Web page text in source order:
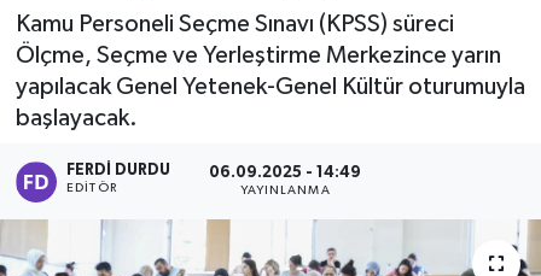
Kamu Personeli Seçme Sınavı (KPSS) süreci
Ölçme, Seçme ve Yerleştirme Merkezince yarın
yapılacak Genel Yetenek-Genel Kültür oturumuyla
başlayacak.
FERDI DURDU
EDITÖR
06.09.2025 - 14:49
YAYINLANMA